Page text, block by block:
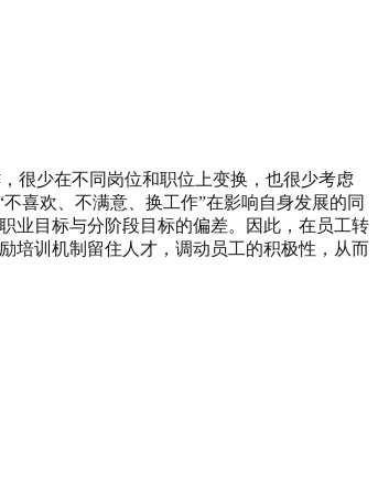
很少在不同岗位和职位上变换，也很少考虑
喜欢、不满意、换工作”在影响自身发展的同
业目标与分阶段目标的偏差。因此，在员工转
培训机制留住人才，调动员工的积极性，从而